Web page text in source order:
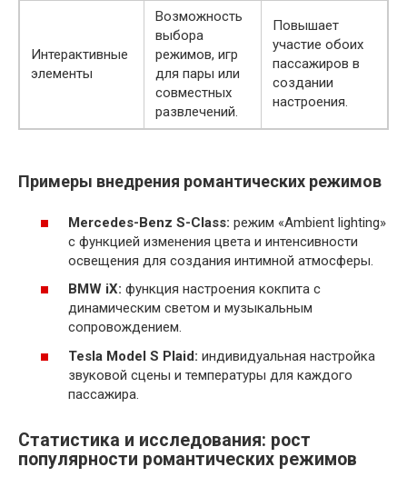
Интерактивные
элементы
Возможность
выбора
режимов, игр
для пары или
совместных
развлечений.
Повышает
участие обоих
пассажиров в
создании
настроения.
Примеры внедрения романтических режимов
Mercedes-Benz S-Class: режим «Ambient lighting»
с функцией изменения цвета и интенсивности
освещения для создания интимной атмосферы.
BMW iX: функция настроения кокпита с
динамическим светом и музыкальным
сопровождением.
Tesla Model S Plaid: индивидуальная настройка
звуковой сцены и температуры для каждого
пассажира.
Статистика и исследования: рост
популярности романтических режимов